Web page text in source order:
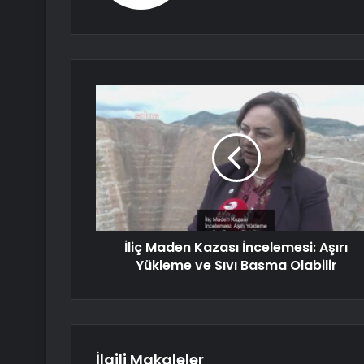
İliç Maden Kazası İncelemesi: Aşırı
Yükleme ve Sıvı Basma Olabilir
İlgili Makaleler